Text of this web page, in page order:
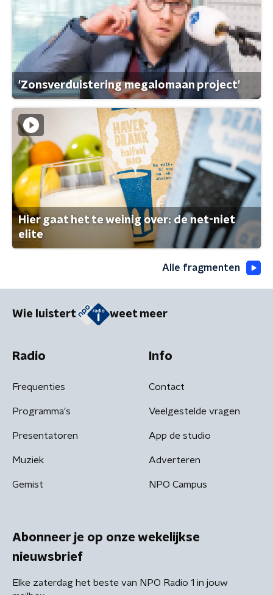
'Zonsverduistering megalomaan project'
Hier gaat het te weinig over: de net-niet
elite
Alle fragmenten
Wie luistert weet meer
Radio
Frequenties
Programma's
Presentatoren
Muziek
Gemist
Info
Contact
Veelgestelde vragen
App de studio
Adverteren
NPO Campus
Abonneer je op onze wekelijkse
nieuwsbrief
Elke zaterdag het beste van NPO Radio 1 in jouw